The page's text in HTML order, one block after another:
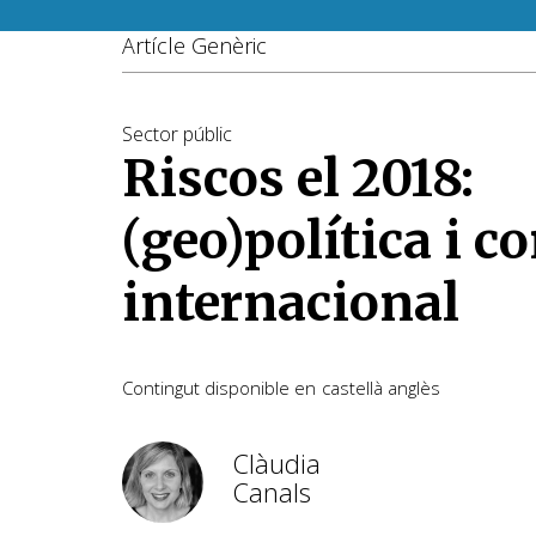
Artícle Genèric
Sector públic
Riscos el 2018:
(geo)política i
internacional
Contingut disponible en castellà anglès
Clàudia
Canals